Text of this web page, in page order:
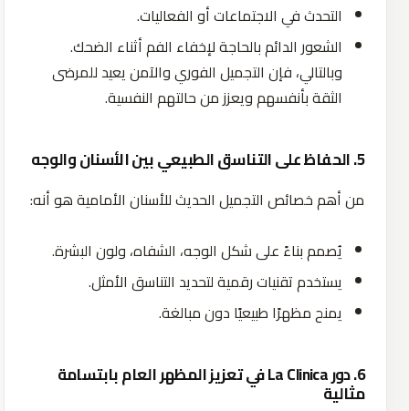
التحدث في الاجتماعات أو الفعاليات.
الشعور الدائم بالحاجة لإخفاء الفم أثناء الضحك.
وبالتالي، فإن التجميل الفوري والآمن يعيد للمرضى
الثقة بأنفسهم ويعزز من حالتهم النفسية.
5. الحفاظ على التناسق الطبيعي بين الأسنان والوجه
من أهم خصائص التجميل الحديث للأسنان الأمامية هو أنه:
يُصمم بناءً على شكل الوجه، الشفاه، ولون البشرة.
يستخدم تقنيات رقمية لتحديد التناسق الأمثل.
يمنح مظهرًا طبيعيًا دون مبالغة.
6. دور La Clinica في تعزيز المظهر العام بابتسامة
مثالية